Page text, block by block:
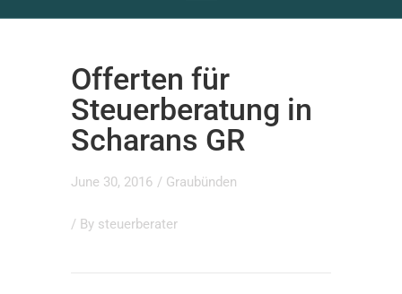
Offerten für
Steuerberatung in
Scharans GR
June 30, 2016 / Graubünden
/ By steuerberater